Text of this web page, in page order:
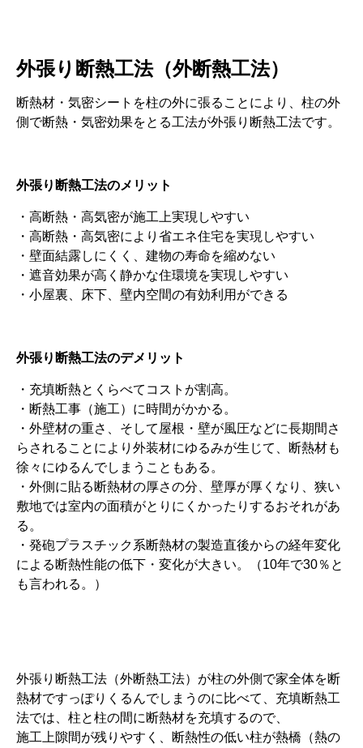
外張り断熱工法（外断熱工法）
断熱材・気密シートを柱の外に張ることにより、柱の外
側で断熱・気密効果をとる工法が外張り断熱工法です。
外張り断熱工法のメリット
・高断熱・高気密が施工上実現しやすい
・高断熱・高気密により省エネ住宅を実現しやすい
・壁面結露しにくく、建物の寿命を縮めない
・遮音効果が高く静かな住環境を実現しやすい
・小屋裏、床下、壁内空間の有効利用ができる
外張り断熱工法のデメリット
・充填断熱とくらべてコストが割高。
・断熱工事（施工）に時間がかかる。
・外壁材の重さ、そして屋根・壁が風圧などに長期間さ
らされることにより外装材にゆるみが生じて、断熱材も
徐々にゆるんでしまうこともある。
・外側に貼る断熱材の厚さの分、壁厚が厚くなり、狭い
敷地では室内の面積がとりにくかったりするおそれがあ
る。
・発砲プラスチック系断熱材の製造直後からの経年変化
による断熱性能の低下・変化が大きい。（10年で30％と
も言われる。）
外張り断熱工法（外断熱工法）が柱の外側で家全体を断
熱材ですっぽりくるんでしまうのに比べて、充填断熱工
法では、柱と柱の間に断熱材を充填するので、
施工上隙間が残りやすく、断熱性の低い柱が熱橋（熱の